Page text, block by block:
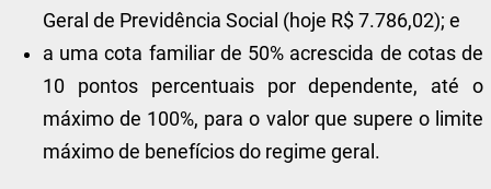
Geral de Previdência Social (hoje R$ 7.786,02); e
a uma cota familiar de 50% acrescida de cotas de
10 pontos percentuais por dependente, até o
máximo de 100%, para o valor que supere o limite
máximo de benefícios do regime geral.